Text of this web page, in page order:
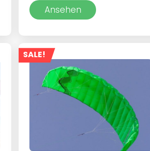
Ansehen
SALE!